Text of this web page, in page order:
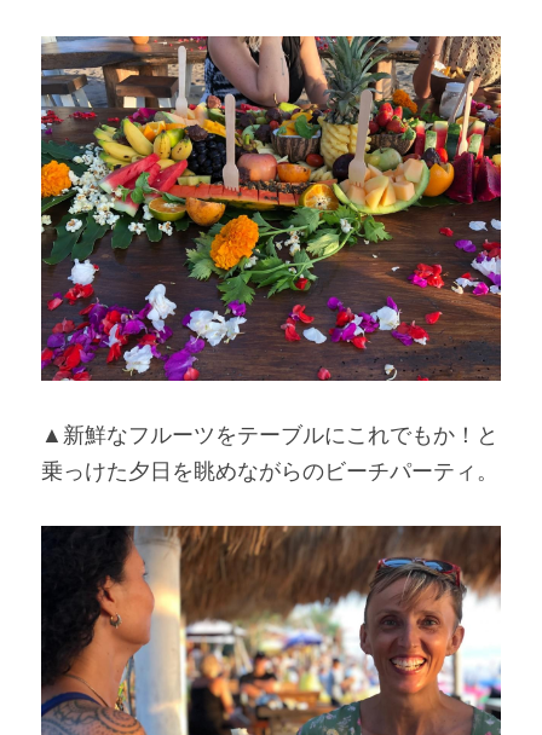
▲新鮮なフルーツをテーブルにこれでもか！と
乗っけた夕日を眺めながらのビーチパーティ。